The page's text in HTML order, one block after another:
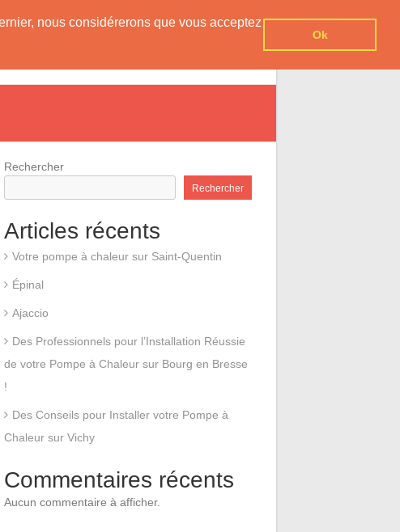
nous considérerons que vous acceptez
Ok
Rechercher
Rechercher
Articles récents
Votre pompe à chaleur sur Saint-Quentin
Épinal
Ajaccio
Des Professionnels pour l’Installation Réussie
de votre Pompe à Chaleur sur Bourg en Bresse
!
Des Conseils pour Installer votre Pompe à
Chaleur sur Vichy
Commentaires récents
Aucun commentaire à afficher.